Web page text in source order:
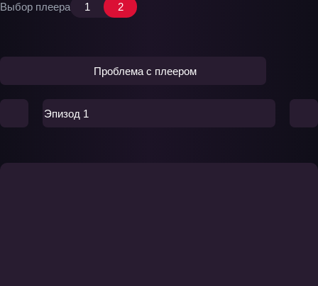
Выбор плеера 1 2
Проблема с плеером
Эпизод 1